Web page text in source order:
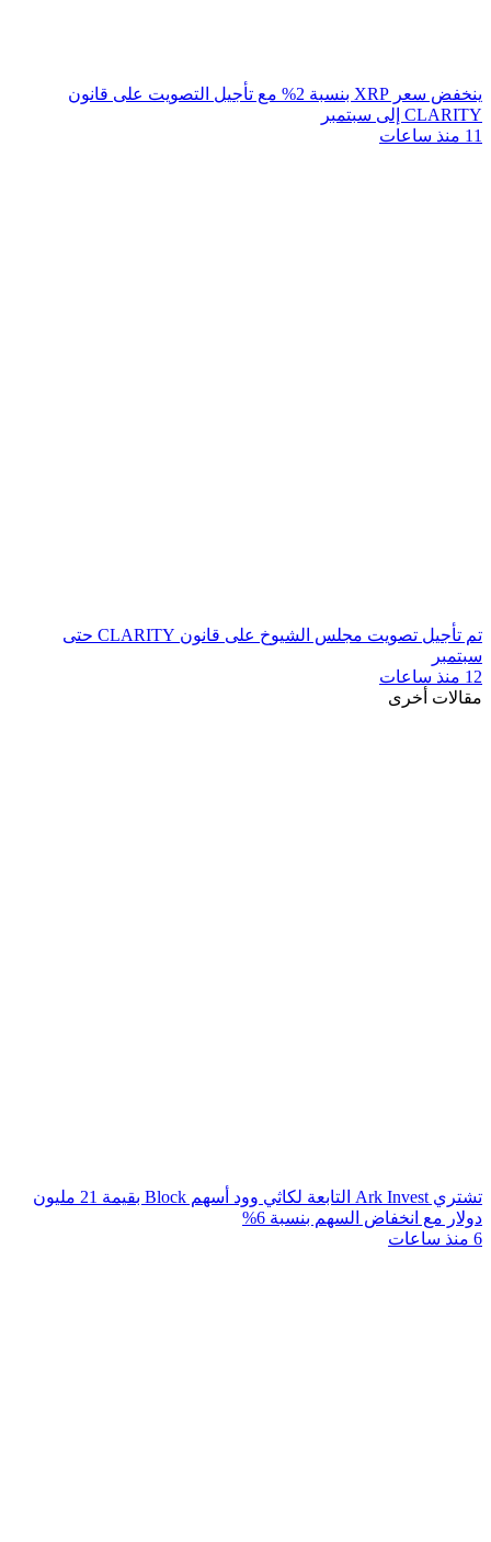
ينخفض سعر XRP بنسبة 2% مع تأجيل التصويت على قانون
CLARITY إلى سبتمبر
11 منذ ساعات
تم تأجيل تصويت مجلس الشيوخ على قانون CLARITY حتى
سبتمبر
12 منذ ساعات
مقالات أخرى
تشتري Ark Invest التابعة لكاثي وود أسهم Block بقيمة 21 مليون
دولار مع انخفاض السهم بنسبة 6%
6 منذ ساعات